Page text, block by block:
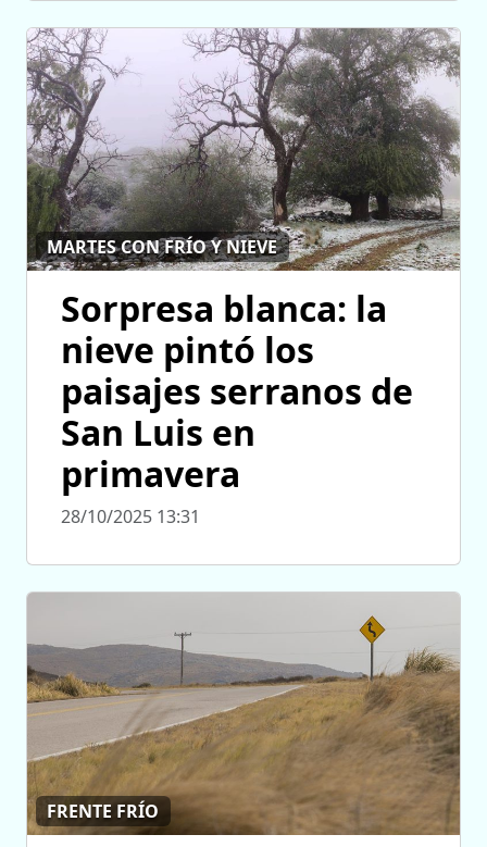
MARTES CON FRÍO Y NIEVE
Sorpresa blanca: la
nieve pintó los
paisajes serranos de
San Luis en
primavera
28/10/2025 13:31
FRENTE FRÍO